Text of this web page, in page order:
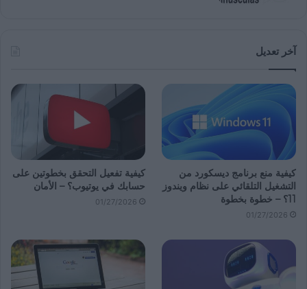
آخر تعديل
كيفية منع برنامج ديسكورد من
التشغيل التلقائي على نظام ويندوز
11؟ – خطوة بخطوة
01/27/2026
كيفية تفعيل التحقق بخطوتين على
حسابك في يوتيوب؟ – الأمان
01/27/2026